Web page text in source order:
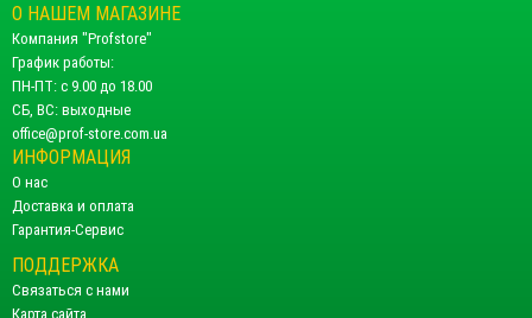
О НАШЕМ МАГАЗИНЕ
Компания "Profstore"
График работы:
ПН-ПТ: с 9.00 до 18.00
СБ, ВС: выходные
office@prof-store.com.ua
ИНФОРМАЦИЯ
О нас
Доставка и оплата
Гарантия-Сервис
ПОДДЕРЖКА
Связаться с нами
Карта сайта